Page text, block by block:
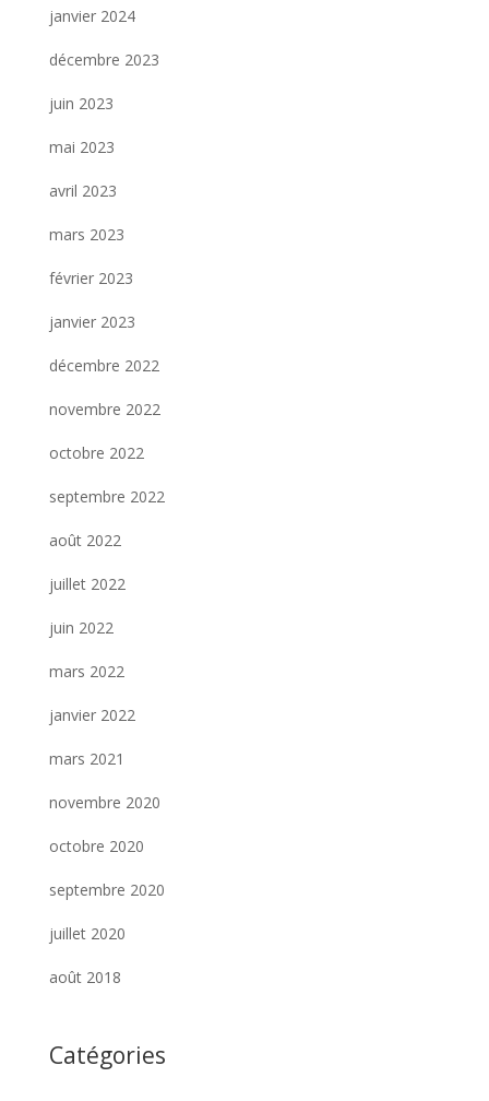
janvier 2024
décembre 2023
juin 2023
mai 2023
avril 2023
mars 2023
février 2023
janvier 2023
décembre 2022
novembre 2022
octobre 2022
septembre 2022
août 2022
juillet 2022
juin 2022
mars 2022
janvier 2022
mars 2021
novembre 2020
octobre 2020
septembre 2020
juillet 2020
août 2018
Catégories